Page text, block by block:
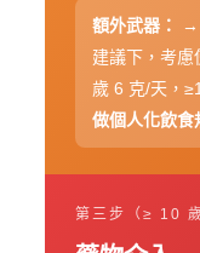
額外武器：
→
建議下，考慮
歲 6 克/天，
做個人化飲食
第三步（≥ 10